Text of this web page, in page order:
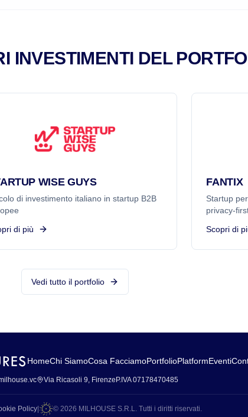
INVESTIMENTI DEL
WISE GUYS
di investimento italiano in startup B2B
di più
FANTIX
Startup
privacy-
Scopri di
Vedi tutto il portfolio
HomeChi SiamoCosa FacciamoPortfolioPlatformEventi
Via Ricasoli 9, Firenze P.IVA 07178470485
Policy © 2026 MILHOUSE S.R.L. Tutti i diritti riservati.